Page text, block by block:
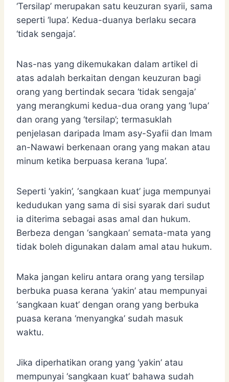
‘Tersilap’ merupakan satu keuzuran syarii, sama
seperti ‘lupa’. Kedua-duanya berlaku secara
‘tidak sengaja’.
Nas-nas yang dikemukakan dalam artikel di
atas adalah berkaitan dengan keuzuran bagi
orang yang bertindak secara ‘tidak sengaja’
yang merangkumi kedua-dua orang yang ‘lupa’
dan orang yang ‘tersilap’; termasuklah
penjelasan daripada Imam asy-Syafii dan Imam
an-Nawawi berkenaan orang yang makan atau
minum ketika berpuasa kerana ‘lupa’.
Seperti ‘yakin’, ‘sangkaan kuat’ juga mempunyai
kedudukan yang sama di sisi syarak dari sudut
ia diterima sebagai asas amal dan hukum.
Berbeza dengan ‘sangkaan’ semata-mata yang
tidak boleh digunakan dalam amal atau hukum.
Maka jangan keliru antara orang yang tersilap
berbuka puasa kerana ‘yakin’ atau mempunyai
‘sangkaan kuat’ dengan orang yang berbuka
puasa kerana ‘menyangka’ sudah masuk
waktu.
Jika diperhatikan orang yang ‘yakin’ atau
mempunyai ‘sangkaan kuat’ bahawa sudah